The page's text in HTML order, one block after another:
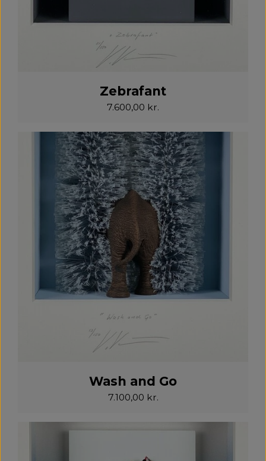
Zebrafant
7.600,00 kr.
Wash and Go
7.100,00 kr.